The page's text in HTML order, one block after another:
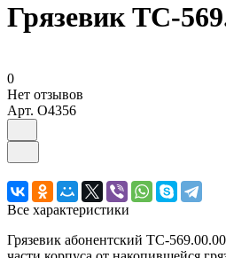
Грязевик ТС-
0
Нет отзывов
Арт. O4356
Все характеристики
Грязевик абонентский ТС-